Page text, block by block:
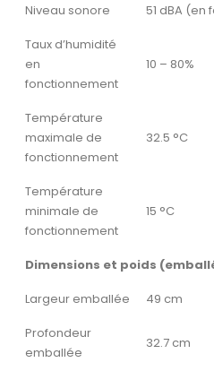
Niveau sonore
51 dBA
Taux d’humidité
en
fonctionnement
10 – 80%
Température
maximale de
fonctionnement
32.5 °C
Température
minimale de
fonctionnement
15 °C
Dimensions et poids
Largeur emballée
49 cm
Profondeur
emballée
32.7 cm